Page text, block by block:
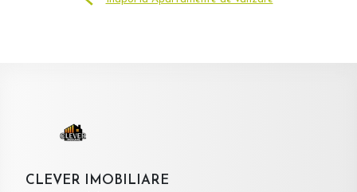
CLEVER IMOBILIARE